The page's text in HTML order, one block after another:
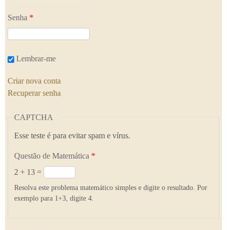
Senha *
Lembrar-me
Criar nova conta
Recuperar senha
CAPTCHA
Esse teste é para evitar spam e vírus.
Questão de Matemática *
2 + 13 =
Resolva este problema matemático simples e digite o resultado. Por
exemplo para 1+3, digite 4.